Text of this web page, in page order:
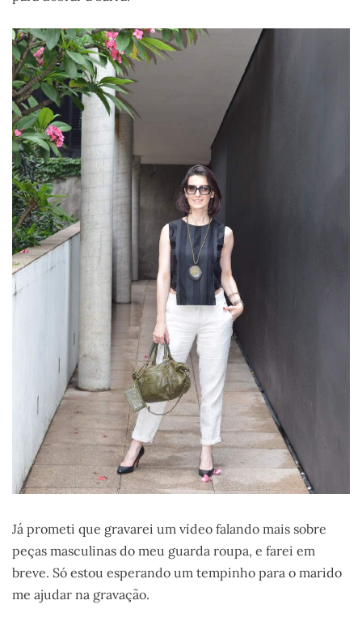
Já prometi que gravarei um vídeo falando mais sobre
peças masculinas do meu guarda roupa, e farei em
breve. Só estou esperando um tempinho para o marido
me ajudar na gravação.